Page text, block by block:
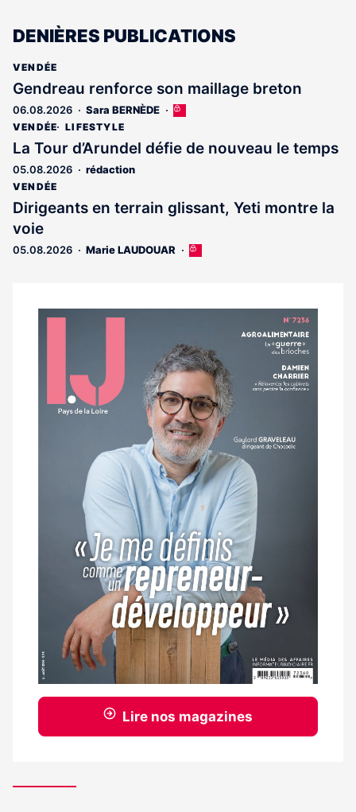
DENIÈRES PUBLICATIONS
VENDÉE
Gendreau renforce son maillage breton
06.08.2026 Sara BERNÈDE
Cet
réservé
VENDÉE LIFESTYLE
La Tour d’Arundel défie de nouveau le temps
05.08.2026 rédaction
VENDÉE
Dirigeants en terrain glissant, Yeti montre la
voie
05.08.2026 Marie LAUDOUAR
Cet
aux
Notre
magazine
Lire nos magazines